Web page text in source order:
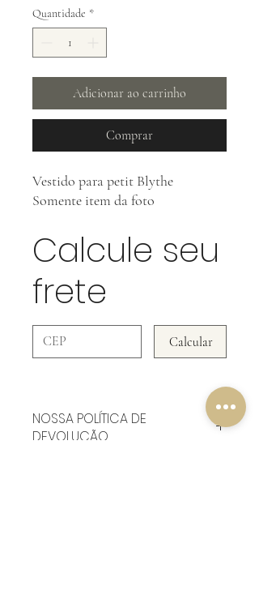
Quantidade *
Adicionar ao carrinho
Comprar
Vestido para petit Blythe
Somente item da foto
Calcule seu
frete
Calcular
NOSSA POLÍTICA DE
DEVOLUÇÃO